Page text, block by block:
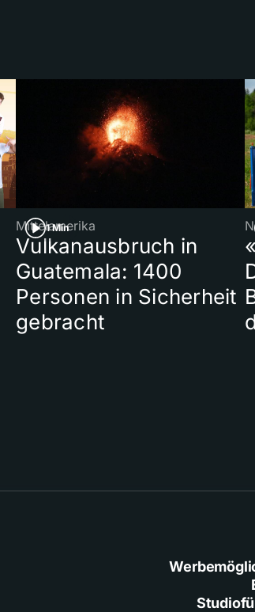
1 Min
Mittelamerika
Vulkanausbruch in
Guatemala: 1400
Personen in Sicherheit
gebracht